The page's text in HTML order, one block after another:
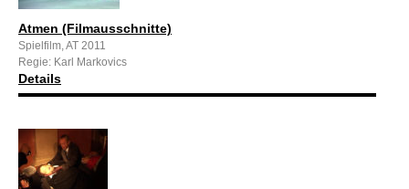
Atmen (Filmausschnitte)
Spielfilm, AT 2011
Regie: Karl Markovics
Details